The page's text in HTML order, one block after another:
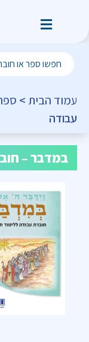
עמוד הבית >
עבודה
במדבר –